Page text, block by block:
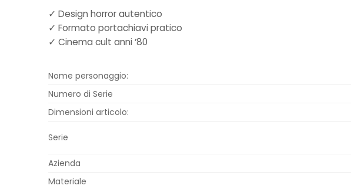
✓ Design horror autentico
✓ Formato portachiavi pratico
✓ Cinema cult anni ’80
Nome personaggio:
Numero di Serie
Dimensioni articolo:
Serie
Azienda
Materiale